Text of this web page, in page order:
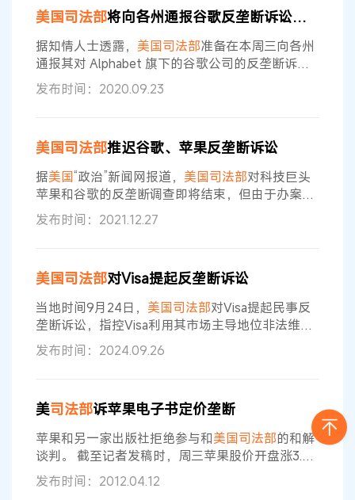
谍活动、共谋窃取多项Micron Technology, Inc.(以
下简称美光) 营业秘密、和专利有关的指控、以及
可能
美国司法部将向各州通报谷歌反垄断诉讼，正等待裁决
据知情人士透露， 美国司法部准备在本周三向各州
通报其对 Alphabet 旗下的谷歌公司的反垄断诉
讼，当前这起诉讼正在等待判决。 9 月底时，
联邦政府针对谷歌所发起的调查，将有望成为
诉讼。 不愿透露身份的消息人士表示，作为此案的
一部分， 美国司法部官员将向由 48 个州的总检察
长组成的联盟发布简报
发布时间：2020.09.23
美国司法部推迟谷歌、苹果反垄断诉讼
据美国“政治”新闻网报道， 美国司法部对科技巨头
苹果和谷歌的反垄断调查即将结束，但由于办案预
算等问题，对这两家公司提起反垄断诉讼的时间被
推迟。 在针对苹果应用商店（App store）和谷歌
月31日结束对两家公司的调查，以确定是否起诉它
们违反美国反垄断法。但两位知情人士称，由于司
法部内部正在就在哪里提起
发布时间：2021.12.27
美国司法部对Visa提起反垄断诉讼
当地时间9月24日， 美国司法部对Visa提起民事反
垄断诉讼，指控Visa利用其市场主导地位非法维护
其在借记卡网络市场的垄断地位，阻碍现有竞争对
手的发展，并阻止他人开发新的创新式替代方案，
的损失。目前，该诉讼已提交至美国
国地方法院。 根据诉状，美国超过60%的借记卡交
易通过Visa的借记卡网络进行
发布时间：2024.09.26
美司法部诉苹果电子书定价垄断
苹果和另一家出版社拒绝参与和美国司法部的和解
谈判。 截至记者发稿时，周三苹果股价开盘涨3.3%
至631.77美元。 苹果辩解称，所谓的价格联盟非但
不是垄断，而是增加了电子出版物行业的竞争。这
发布时间：2012.04.12